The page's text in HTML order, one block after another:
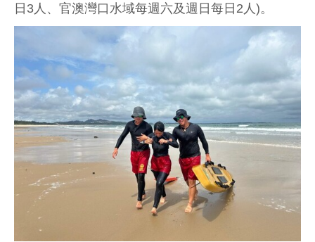
日3人、官澳灣口水域每週六及週日每日2人)。